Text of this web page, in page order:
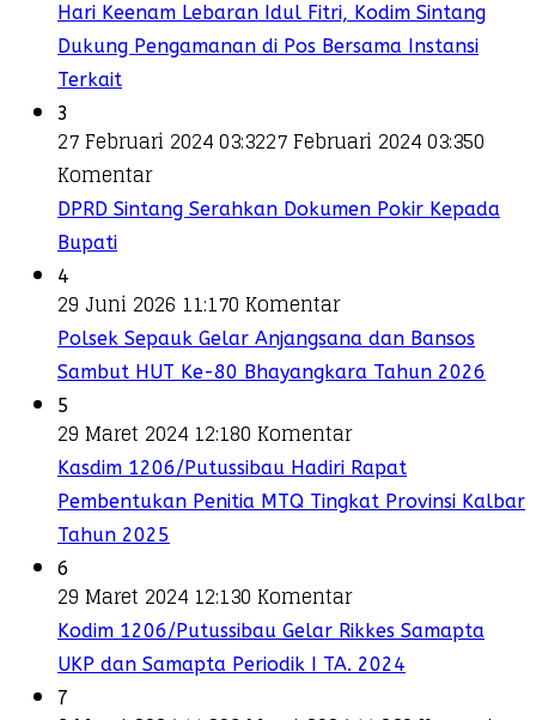
Hari Keenam Lebaran Idul Fitri, Kodim Sintang
Dukung Pengamanan di Pos Bersama Instansi
Terkait
3
27 Februari 2024 03:3227 Februari 2024 03:350
Komentar
DPRD Sintang Serahkan Dokumen Pokir Kepada
Bupati
4
29 Juni 2026 11:170 Komentar
Polsek Sepauk Gelar Anjangsana dan Bansos
Sambut HUT Ke-80 Bhayangkara Tahun 2026
5
29 Maret 2024 12:180 Komentar
Kasdim 1206/Putussibau Hadiri Rapat
Pembentukan Penitia MTQ Tingkat Provinsi Kalbar
Tahun 2025
6
29 Maret 2024 12:130 Komentar
Kodim 1206/Putussibau Gelar Rikkes Samapta
UKP dan Samapta Periodik I TA. 2024
7